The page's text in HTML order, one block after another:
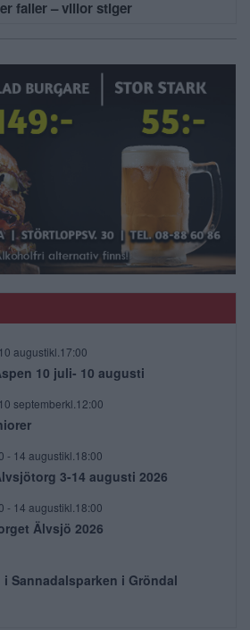
faller – villor stiger
10 augustikl.17:00
10 juli- 10 augusti
10 septemberkl.12:00
- 14 augustikl.18:00
3-14 augusti 2026
- 14 augustikl.18:00
Älvsjö 2026
i Sannadalsparken i Gröndal